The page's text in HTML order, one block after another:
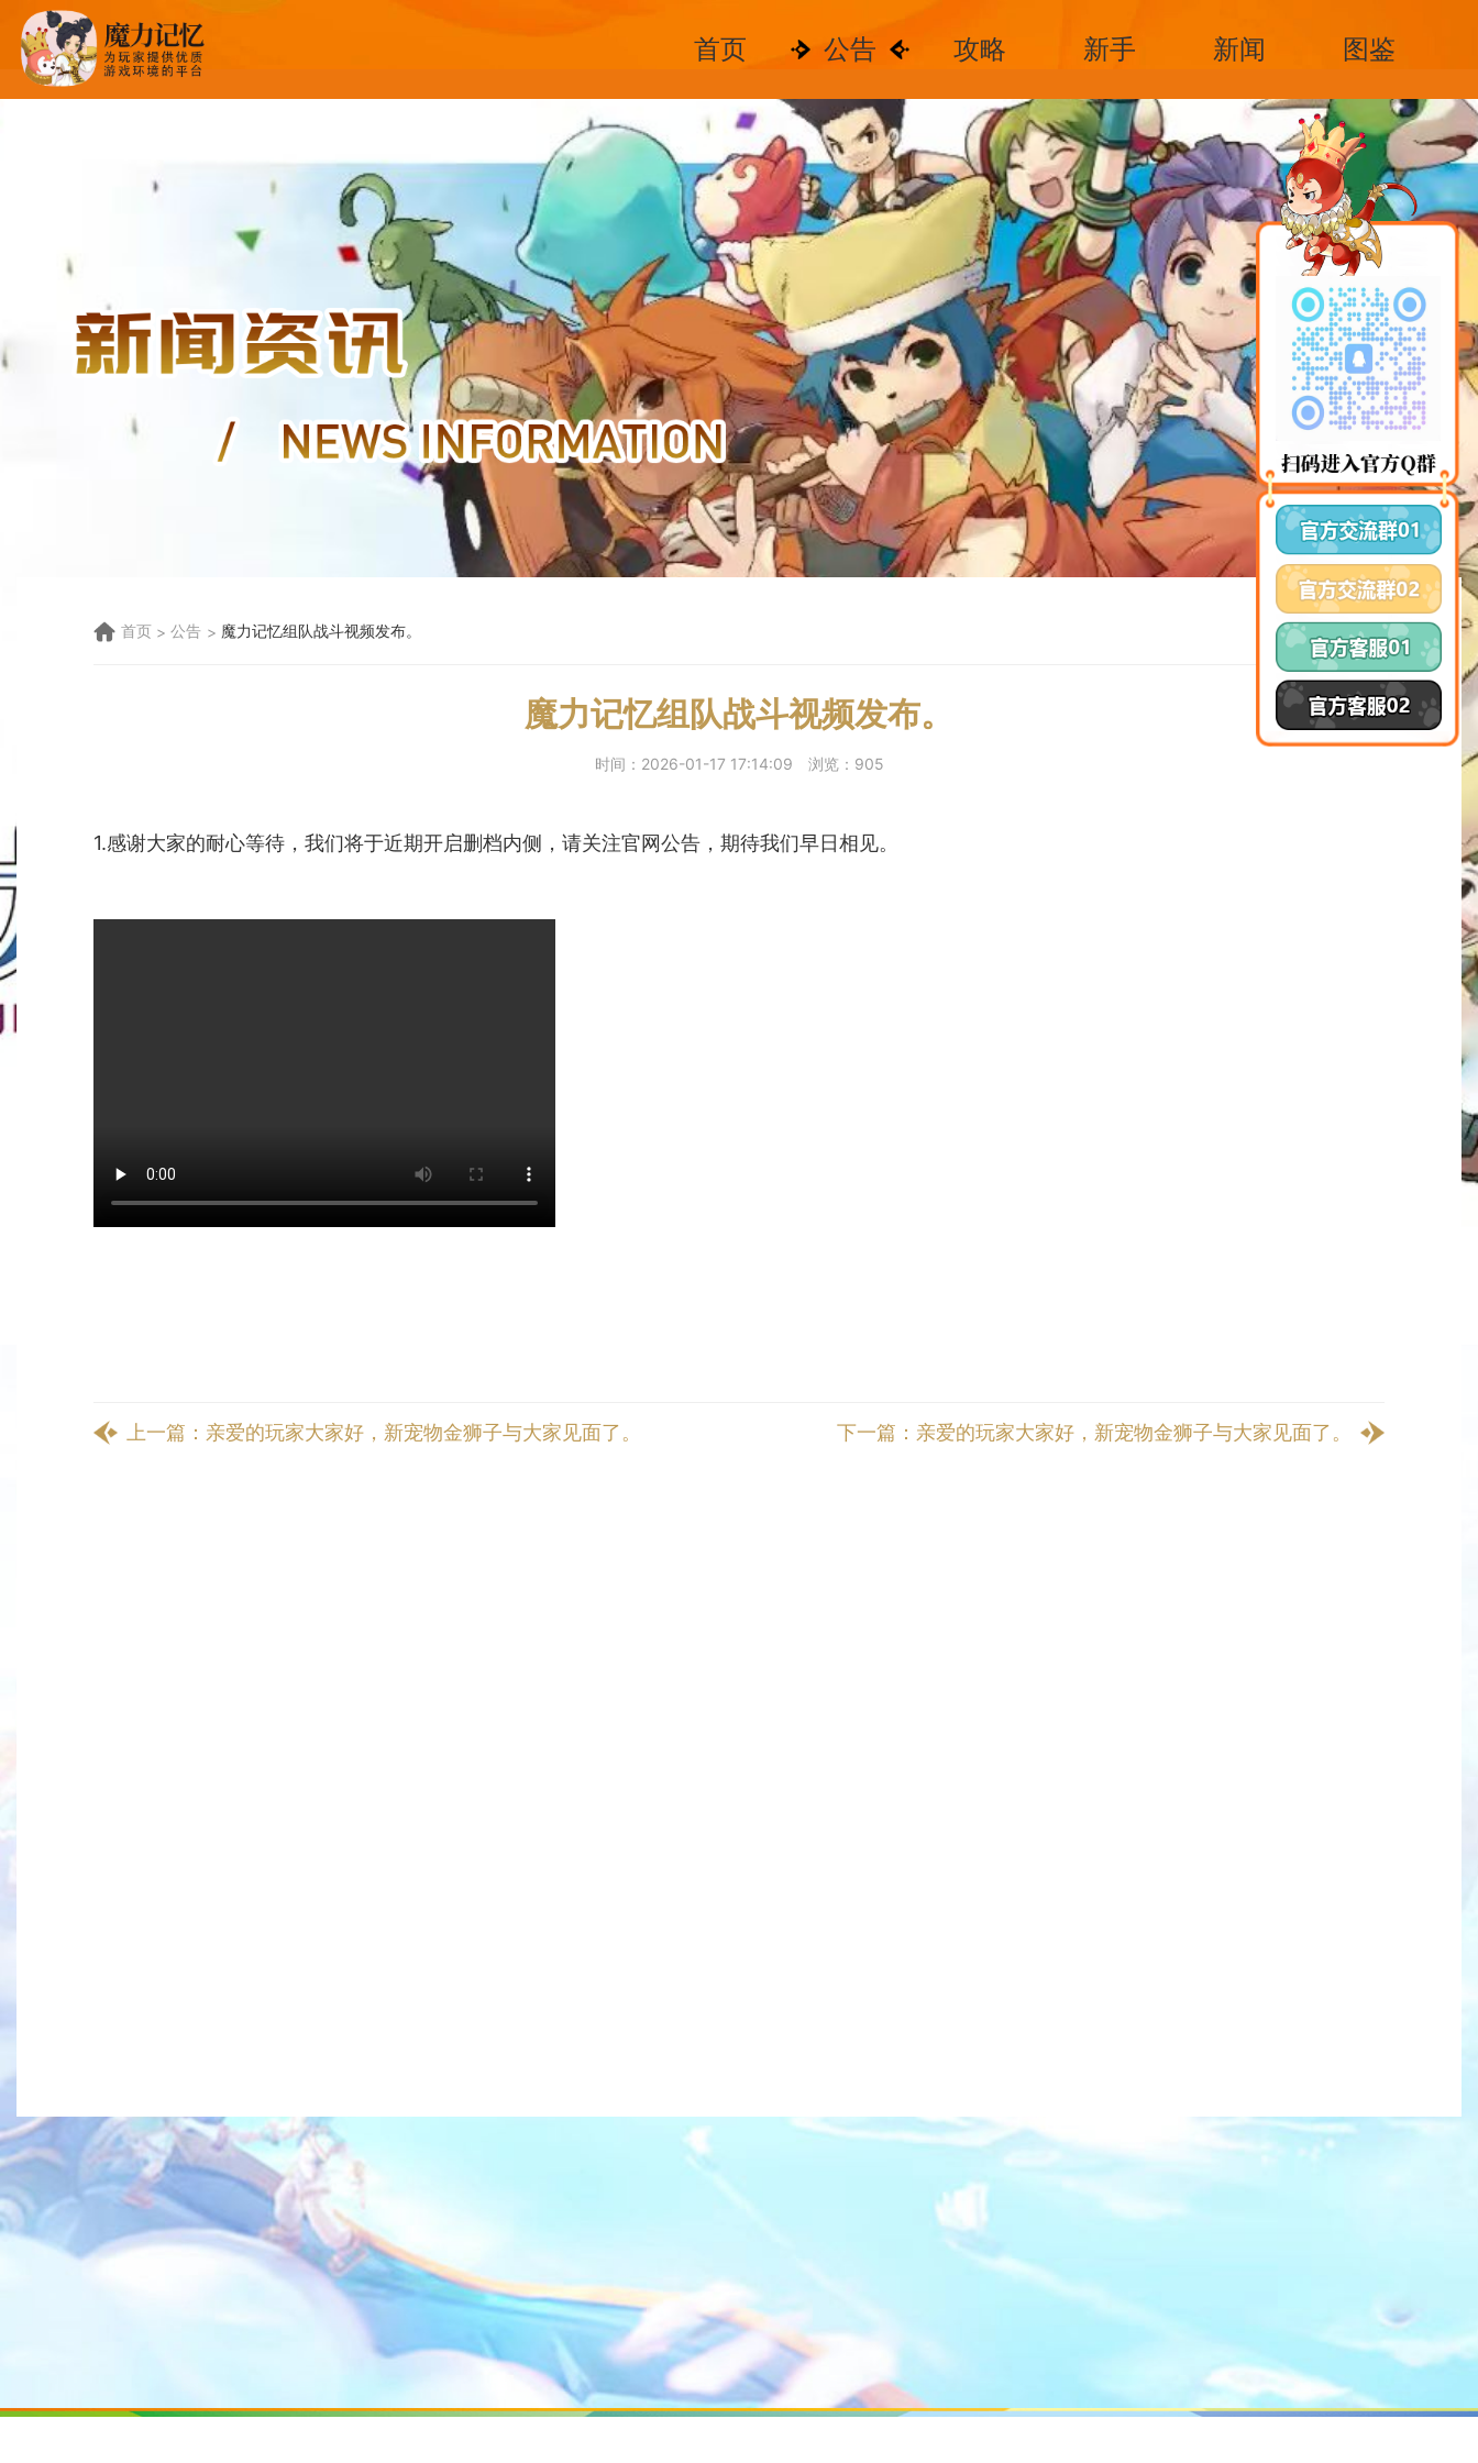
首页 公告 攻略 新手 新闻 图鉴
首页 公告 魔力记忆组队战斗视频发布。
魔力记忆组队战斗视频发布。
时间：2026-01-17 17:14:09 浏览：905
1.感谢大家的耐心等待，我们将于近期开启删档内侧，请关注官网公告，期待我们早日相见。
上一篇： 亲爱的玩家大家好，新宠物金狮子与大家见面了。 下一篇： 亲爱的玩家大家好，新宠物金狮子与大家见面了。